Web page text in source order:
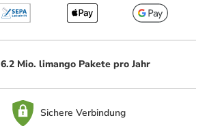
6.2 Mio. limango Pakete pro Jahr
Sichere Verbindung